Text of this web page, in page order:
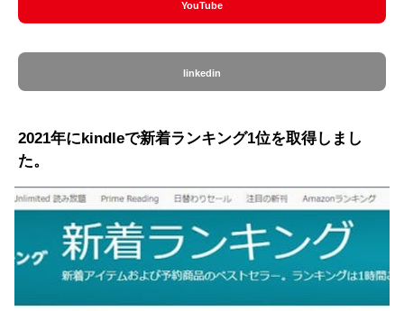
YouTube
linkedin
2021年にkindleで新着ランキング1位を取得しまし
た。